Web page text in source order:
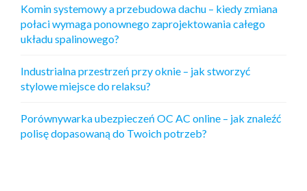
Komin systemowy a przebudowa dachu – kiedy zmiana
połaci wymaga ponownego zaprojektowania całego
układu spalinowego?
Industrialna przestrzeń przy oknie – jak stworzyć
stylowe miejsce do relaksu?
Porównywarka ubezpieczeń OC AC online – jak znaleźć
polisę dopasowaną do Twoich potrzeb?